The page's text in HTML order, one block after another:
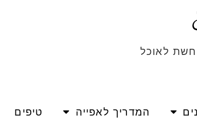
לאוכל
המדריך לאפייה טיפים